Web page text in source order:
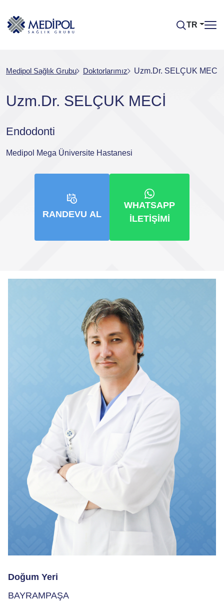
TR
Medipol Sağlık Grubu Doktorlarımız Uzm.Dr. SELÇUK MECİ
Uzm.Dr. SELÇUK MECİ
Endodonti
Medipol Mega Üniversite Hastanesi
RANDEVU AL
WHATSAPP
İLETIŞIMI
Doğum Yeri
BAYRAMPAŞA